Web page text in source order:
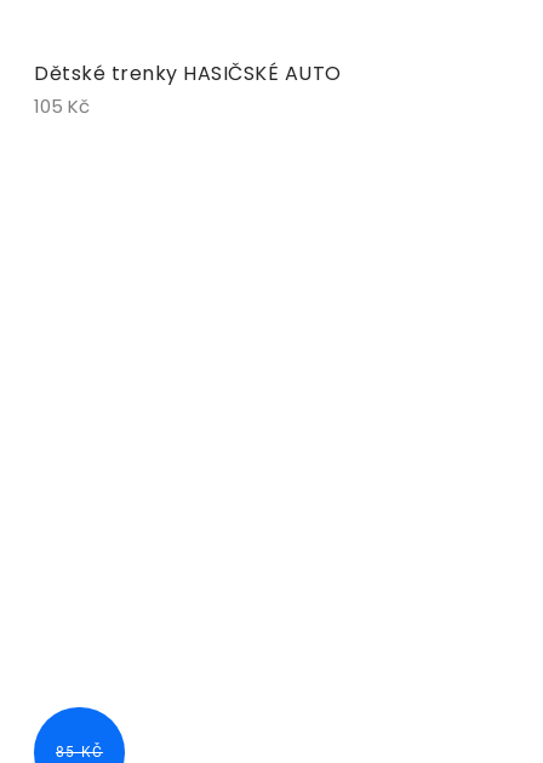
Dětské trenky HASIČSKÉ AUTO
105 Kč
85 KČ